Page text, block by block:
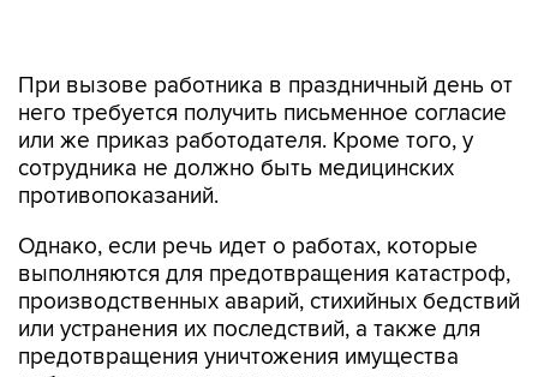
или же приказ работодателя. Кроме того, у
сотрудника не должно быть медицинских
противопоказаний.
Однако, если речь идет о работах, которые
производственных аварий, стихийных бедствий
или устранения их последствий, а также для
предотвращения уничтожения имущества
работодателя или государства, согласие
сотрудника не требуется.